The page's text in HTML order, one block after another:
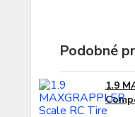
Podobné
1.9